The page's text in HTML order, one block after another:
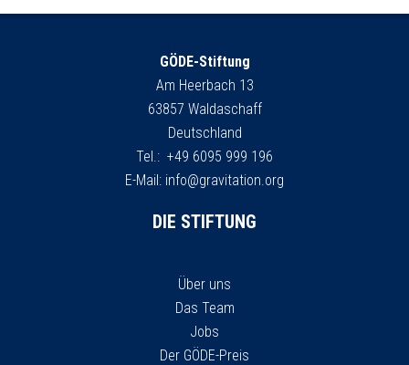
GÖDE-Stiftung
Am Heerbach 13
63857 Waldaschaff
Deutschland
Tel.: +49 6095 999 196
E-Mail: info@gravitation.org
DIE STIFTUNG
Über uns
Das Team
Jobs
Der GÖDE-Preis